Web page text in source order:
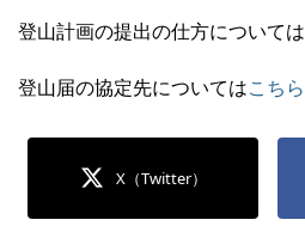
登山計画の提出の仕方については
登山届の協定先についてはこちら
X（Twitter）